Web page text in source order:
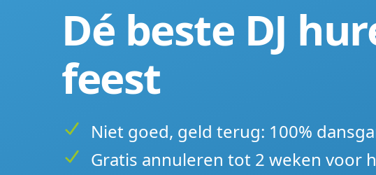
Dé beste DJ
feest
Niet goed, geld terug: 100%
Gratis annuleren tot 2 weken voor